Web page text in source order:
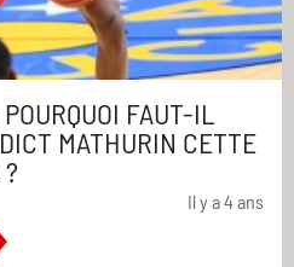
FAUT-IL
MATHURIN CETTE
Il y a 4 ans